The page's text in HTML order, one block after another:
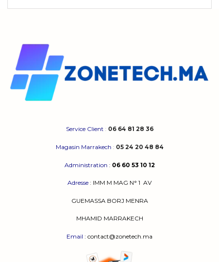
Service Client : 06 64 81 28 36
Magasin Marrakech : 05 24 20 48 84
Administration : 06 60 53 10 12
Adresse : IMM M MAG N° 1 AV
GUEMASSA BORJ MENRA
MHAMID MARRAKECH
Email : contact@zonetech.ma